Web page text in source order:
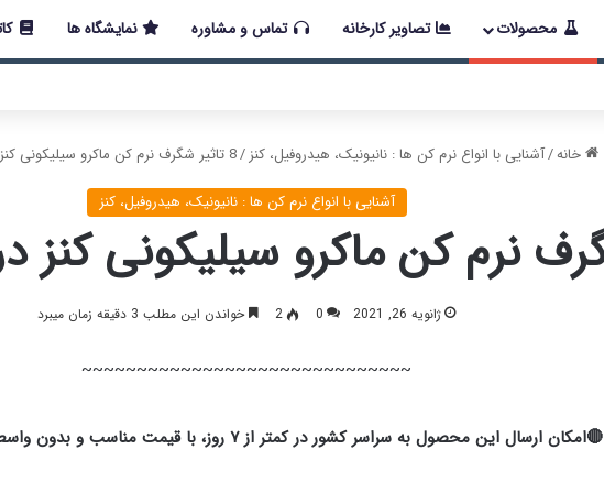
محصولات تصاویر کارخانه تماس و مشاوره نمایشگاه ها
خانه/آشنایی با انواع نرم‌ کن ها : نانیونیک، هیدروفیل، کنز /8 تاثیر شگرف نرم کن ماکرو سیلیکونی کنز در صنعت نساجی
آشنایی با انواع نرم‌ کن ها : نانیونیک، هیدروفیل، کنز
ژانویه 26, 2021 0
2 خواندن این مطلب 3 دقیقه زمان میبرد
~~~~~~~~~~~~~~~~~~~~~~~~~~~~~~
🔴امکان ارسال این محصول به سراسر کشور در کمتر از ۷ روز، با قیمت مناسب و بدون واسطه فراهم است🔴
با توجه به شرایط اخیر در کشور، مجموعه پتروشیمی دانشمند همچنان با تمام توان در